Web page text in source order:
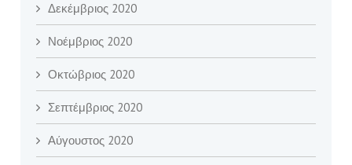
Δεκέμβριος 2020
Νοέμβριος 2020
Οκτώβριος 2020
Σεπτέμβριος 2020
Αύγουστος 2020